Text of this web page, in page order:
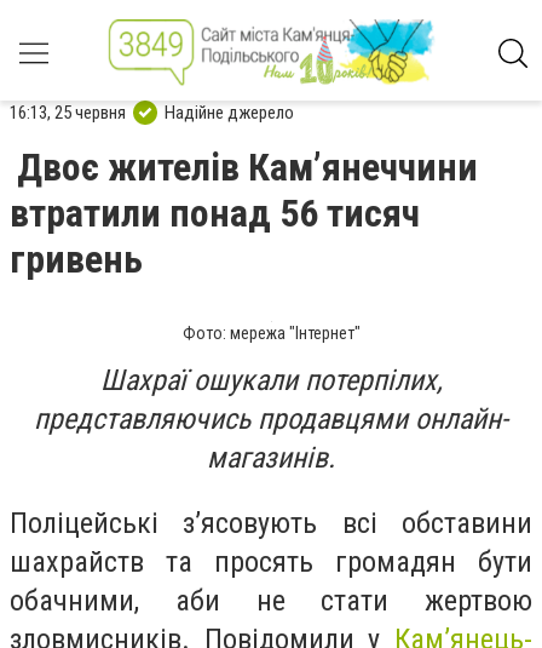
16:13, 25 червня Надійне джерело
Двоє жителів Камʼянеччини
втратили понад 56 тисяч
гривень
Фото: мережа "Інтернет"
Шахраї ошукали потерпілих,
представляючись продавцями онлайн-
магазинів.
Поліцейські зʼясовують всі обставини
шахрайств та просять громадян бути
обачними, аби не стати жертвою
зловмисників. Повідомили у Кам’янець-